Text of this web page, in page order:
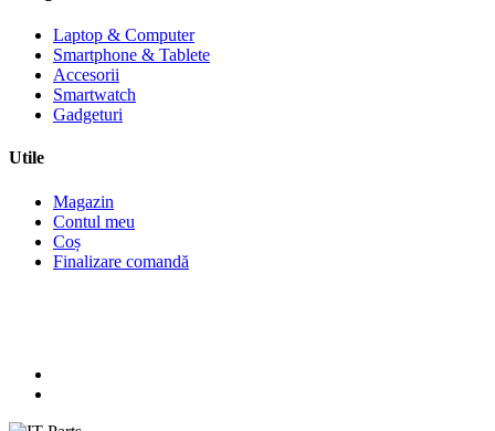
Laptop & Computer
Smartphone & Tablete
Accesorii
Smartwatch
Gadgeturi
Utile
Magazin
Contul meu
Coș
Finalizare comandă